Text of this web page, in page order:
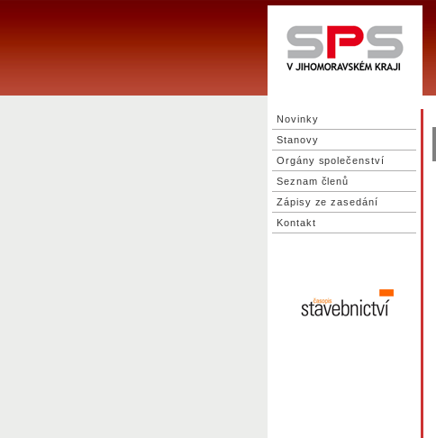
Novinky
Stanovy
Orgány společenství
Seznam členů
Zápisy ze zasedání
Kontakt